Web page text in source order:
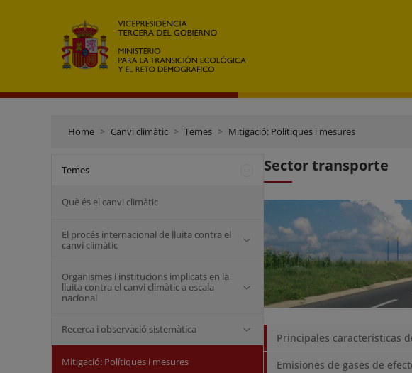
Home Canvi climàtic Temes Mitigació: Polítiques i mesures
Temes
Què és el canvi climàtic
El procés internacional de lluita contra el
canvi climàtic
Organismes i institucions implicats en la
lluita contra el canvi climàtic a escala
nacional
Recerca i observació sistemàtica
Mitigació: Polítiques i mesures
Sector transporte
Principales características
Emisiones de gases de